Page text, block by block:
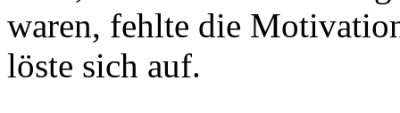
waren, fehlte die
löste sich auf.